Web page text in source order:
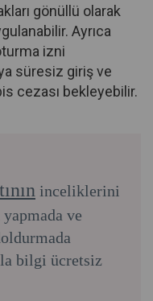
gönüllü olarak
Ayrıca
izni
süresiz giriş ve
cezası bekleyebilir.
inceliklerini
ve
bilgi ücretsiz